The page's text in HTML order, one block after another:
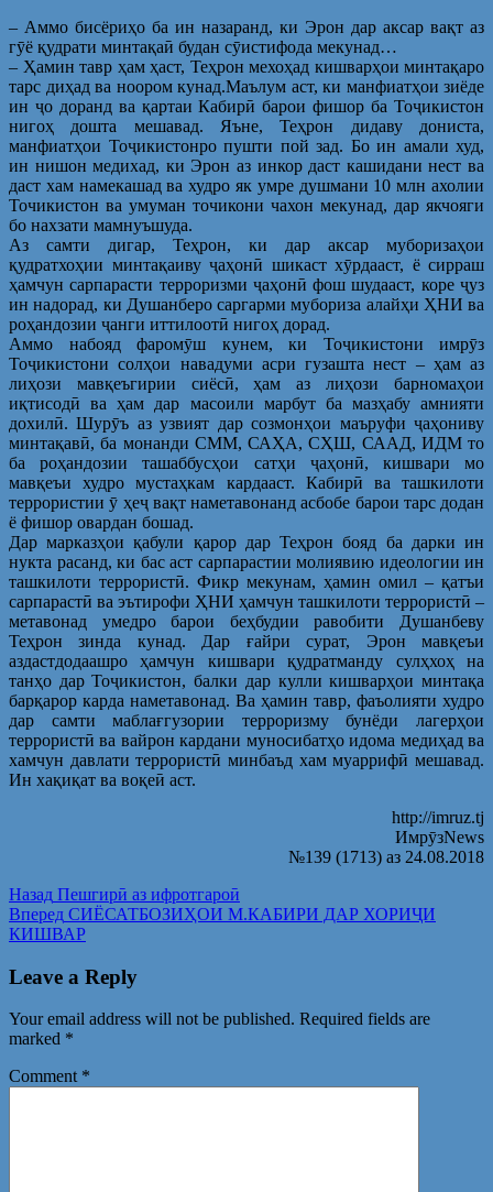
– Аммо бисёриҳо ба ин назаранд, ки Эрон дар аксар вақт аз
гӯё қудрати минтақаӣ будан сӯистифода мекунад…
– Ҳамин тавр ҳам ҳаст, Теҳрон мехоҳад кишварҳои минтақаро
тарс диҳад ва ноором кунад.Маълум аст, ки манфиатҳои зиёде
ин ҷо доранд ва қартаи Кабирӣ барои фишор ба Тоҷикистон
нигоҳ дошта мешавад. Яъне, Теҳрон дидаву дониста,
манфиатҳои Тоҷикистонро пушти пой зад. Бо ин амали худ,
ин нишон медихад, ки Эрон аз инкор даст кашидани нест ва
даст хам намекашад ва худро як умре душмани 10 млн ахолии
Точикистон ва умуман точикони чахон мекунад, дар якчояги
бо нахзати мамнуъшуда.
Аз самти дигар, Теҳрон, ки дар аксар муборизаҳои
қудратхоҳии минтақаиву ҷаҳонӣ шикаст хӯрдааст, ё сирраш
ҳамчун сарпарасти терроризми ҷаҳонӣ фош шудааст, коре ҷуз
ин надорад, ки Душанберо саргарми мубориза алайҳи ҲНИ ва
роҳандозии ҷанги иттилоотӣ нигоҳ дорад.
Аммо набояд фаромӯш кунем, ки Тоҷикистони имрӯз
Тоҷикистони солҳои навадуми асри гузашта нест – ҳам аз
лиҳози мавқеъгирии сиёсӣ, ҳам аз лиҳози барномаҳои
иқтисодӣ ва ҳам дар масоили марбут ба мазҳабу амнияти
дохилӣ. Шурӯъ аз узвият дар созмонҳои маъруфи ҷаҳониву
минтақавӣ, ба монанди СММ, САҲА, СҲШ, СААД, ИДМ то
ба роҳандозии ташаббусҳои сатҳи ҷаҳонӣ, кишвари мо
мавқеъи худро мустаҳкам кардааст. Кабирӣ ва ташкилоти
террористии ӯ ҳеҷ вақт наметавонанд асбобе барои тарс додан
ё фишор овардан бошад.
Дар марказҳои қабули қарор дар Теҳрон бояд ба дарки ин
нукта расанд, ки бас аст сарпарастии молиявию идеологии ин
ташкилоти террористӣ. Фикр мекунам, ҳамин омил – қатъи
сарпарастӣ ва эътирофи ҲНИ ҳамчун ташкилоти террористӣ –
метавонад умедро барои беҳбудии равобити Душанбеву
Теҳрон зинда кунад. Дар ғайри сурат, Эрон мавқеъи
аздастдодаашро ҳамчун кишвари қудратманду сулҳхоҳ на
танҳо дар Тоҷикистон, балки дар кулли кишварҳои минтақа
барқарор карда наметавонад. Ва ҳамин тавр, фаъолияти худро
дар самти маблағгузории терроризму бунёди лагерҳои
террористӣ ва вайрон кардани муносибатҳо идома медиҳад ва
хамчун давлати террористӣ минбаъд хам муаррифӣ мешавад.
Ин хақиқат ва воқеӣ аст.
http://imruz.tj
ИмрӯзNews
№139 (1713) аз 24.08.2018
Post
navigation
Назад Предыдущая
запись:
Пешгирӣ аз ифротгароӣ
Вперед Следующая
запись:
СИЁСАТБОЗИҲОИ М.КАБИРИ ДАР ХОРИҶИ
КИШВАР
Leave a Reply
Your email address will not be published. Required fields are
marked *
Comment *